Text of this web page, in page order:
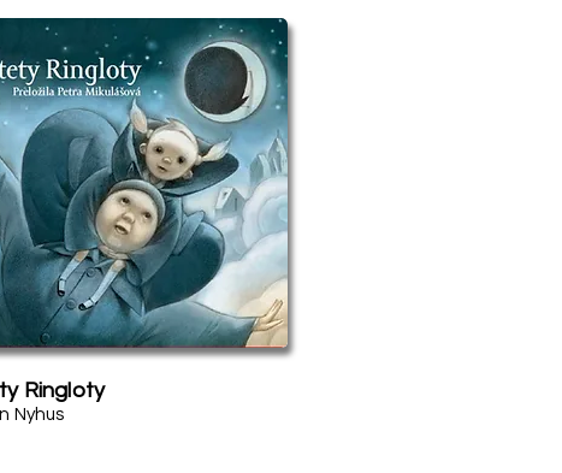
Ringloty
Nyhus